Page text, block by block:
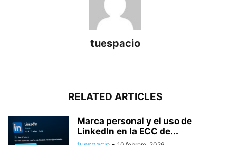
tuespacio
RELATED ARTICLES
Marca personal y el uso de
LinkedIn en la ECC de...